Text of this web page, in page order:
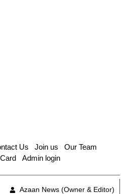
Us Join us
Our Team
Admin login
Azaan News (Owner & Editor)